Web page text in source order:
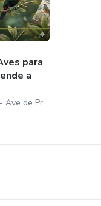
para
a
Biól. Mariana Zerega - Ave de Presa